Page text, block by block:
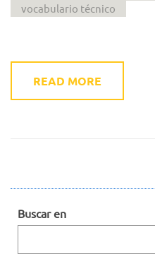
vocabulario técnico
READ MORE
Buscar en